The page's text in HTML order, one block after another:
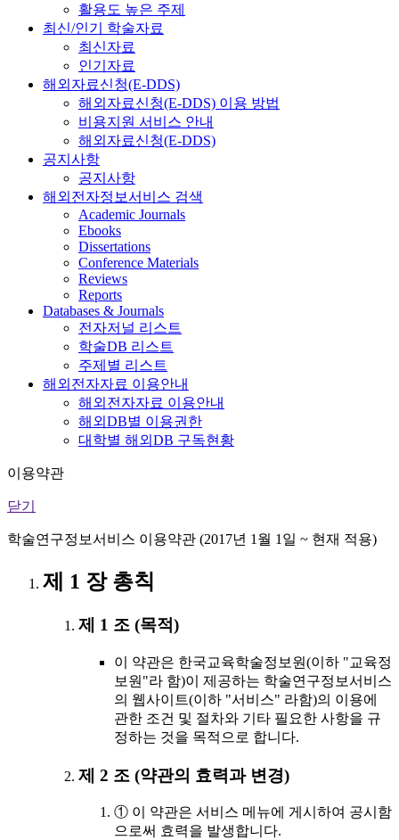
활용도 높은 주제
최신/인기 학술자료
최신자료
인기자료
해외자료신청(E-DDS)
해외자료신청(E-DDS) 이용 방법
비용지원 서비스 안내
해외자료신청(E-DDS)
공지사항
공지사항
해외전자정보서비스 검색
Academic Journals
Ebooks
Dissertations
Conference Materials
Reviews
Reports
Databases & Journals
전자저널 리스트
학술DB 리스트
주제별 리스트
해외전자자료 이용안내
해외전자자료 이용안내
해외DB별 이용권한
대학별 해외DB 구독현황
이용약관
닫기
학술연구정보서비스 이용약관 (2017년 1월 1일 ~ 현재 적용)
제 1 장 총칙
제 1 조 (목적)
이 약관은 한국교육학술정보원(이하 "교육정
보원"라 함)이 제공하는 학술연구정보서비스
의 웹사이트(이하 "서비스" 라함)의 이용에
관한 조건 및 절차와 기타 필요한 사항을 규
정하는 것을 목적으로 합니다.
제 2 조 (약관의 효력과 변경)
① 이 약관은 서비스 메뉴에 게시하여 공시함
으로써 효력을 발생합니다.